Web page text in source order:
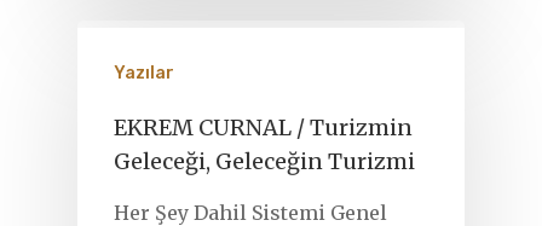
Yazılar
EKREM CURNAL / Turizmin
Geleceği, Geleceğin Turizmi
Her Şey Dahil Sistemi Genel